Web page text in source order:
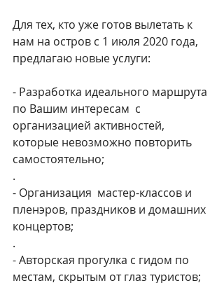
Для тех, кто уже готов вылетать к
нам на остров с 1 июля 2020 года,
предлагаю новые услуги:
- Разработка идеального маршрута
по Вашим интересам  с
организацией активностей,
которые невозможно повторить
самостоятельно;
.
- Организация  мастер-классов и
пленэров, праздников и домашних
концертов;
.
- Авторская прогулка с гидом по
местам, скрытым от глаз туристов;